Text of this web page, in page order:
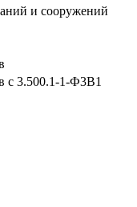
и сооружений
с 3.500.1-1-Ф3В1